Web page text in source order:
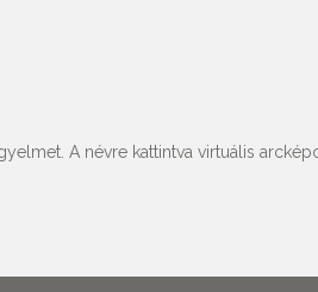
A névre kattintva virtuális